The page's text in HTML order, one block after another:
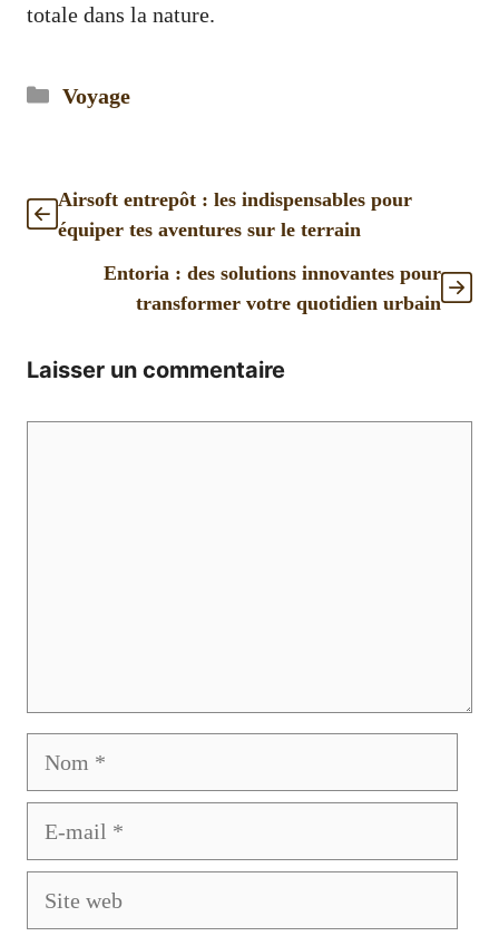
totale dans la nature.
Catégories
Voyage
Airsoft entrepôt : les indispensables pour
équiper tes aventures sur le terrain
Entoria : des solutions innovantes pour
transformer votre quotidien urbain
Laisser un commentaire